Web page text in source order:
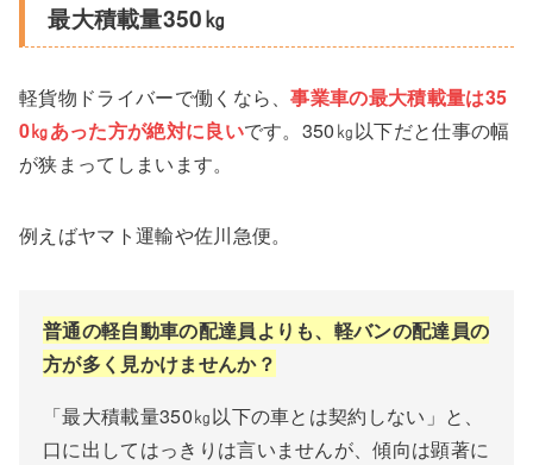
最大積載量350㎏
軽貨物ドライバーで働くなら、事業車の最大積載量は35
0㎏あった方が絶対に良いです。350㎏以下だと仕事の幅
が狭まってしまいます。
例えばヤマト運輸や佐川急便。
普通の軽自動車の配達員よりも、軽バンの配達員の
方が多く見かけませんか？
「最大積載量350㎏以下の車とは契約しない」と、
口に出してはっきりは言いませんが、傾向は顕著に